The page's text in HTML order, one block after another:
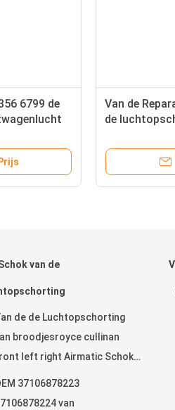
6799 de
Van de
de
6956
van de
de de Luchtopschorting
broodjesroyce cullinan
left right Airmatic Schok
37106878223
van